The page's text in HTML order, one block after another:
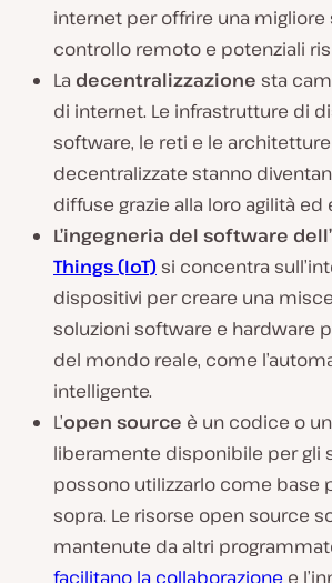
internet per offrire una migliore
controllo remoto e potenziali
La decentralizzazione sta
di internet. Le infrastrutture di
software, le reti e le
decentralizzate stanno
diffuse grazie alla loro agilità ed
L’ingegneria del software dell’
Things (IoT) si concentra
dispositivi per creare una
soluzioni software e hardware
del mondo reale, come
intelligente.
L’open source è un codice o
liberamente disponibile per gli
possono utilizzarlo come base
sopra. Le risorse open source
mantenute da altri
facilitano la collaborazione e